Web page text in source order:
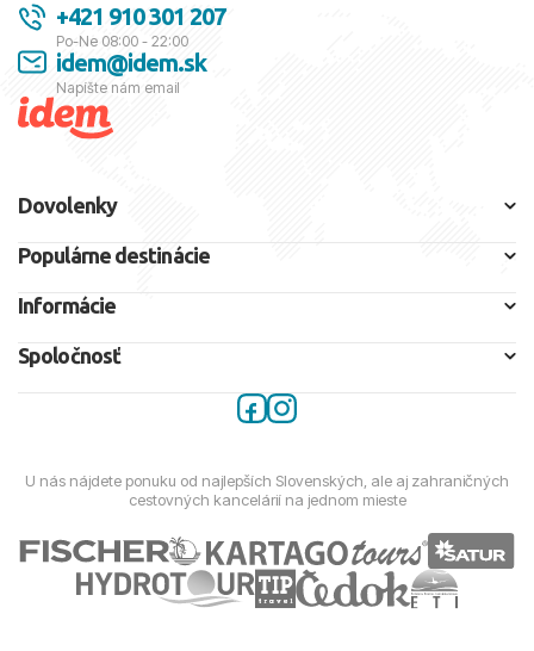
+421 910 301 207
Po-Ne 08:00 - 22:00
idem@idem.sk
Napíšte nám email
Dovolenky
Populárne destinácie
Informácie
Spoločnosť
U nás nájdete ponuku od najlepších Slovenských, ale aj zahraničných
cestovných kancelárií na jednom mieste